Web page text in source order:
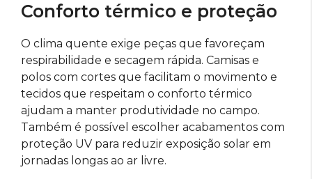
Conforto térmico e proteção
O clima quente exige peças que favoreçam
respirabilidade e secagem rápida. Camisas e
polos com cortes que facilitam o movimento e
tecidos que respeitam o conforto térmico
ajudam a manter produtividade no campo.
Também é possível escolher acabamentos com
proteção UV para reduzir exposição solar em
jornadas longas ao ar livre.